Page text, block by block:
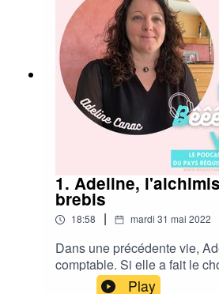
1. Adeline,
brebis
18:58 | mardi 31 mai 2022
Dans une précédente vie,
comptable. Si elle a fait le
l'exploitation familiale de son
Play